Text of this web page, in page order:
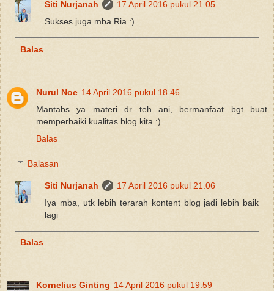
Siti Nurjanah
17 April 2016 pukul 21.05
Sukses juga mba Ria :)
Balas
Nurul Noe 14 April 2016 pukul 18.46
Mantabs ya materi dr teh ani, bermanfaat bgt buat
memperbaiki kualitas blog kita :)
Balas
Balasan
Siti Nurjanah
17 April 2016 pukul 21.06
Iya mba, utk lebih terarah kontent blog jadi lebih baik
lagi
Balas
Kornelius Ginting 14 April 2016 pukul 19.59